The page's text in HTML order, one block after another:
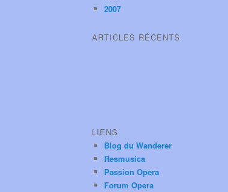
2007
ARTICLES RÉCENTS
LIENS
Blog du Wanderer
Resmusica
Passion Opera
Forum Opera